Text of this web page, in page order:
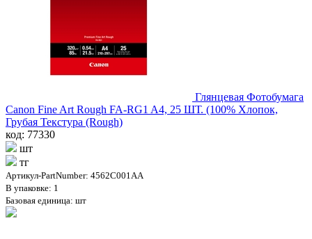
Глянцевая Фотобумага
Canon Fine Art Rough FA-RG1 A4, 25 ШТ. (100% Хлопок,
Грубая Текстура (Rough)
код: 77330
шт
тг
Артикул-PartNumber: 4562C001AA
В упаковке: 1
Базовая единица: шт